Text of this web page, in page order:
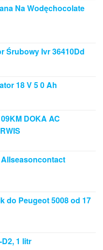
Na Wodęchocolate
Śrubowy Ivr 36410Dd
18 V 5 0 Ah
DOKA AC
do Peugeot 5008 od 17
1 litr